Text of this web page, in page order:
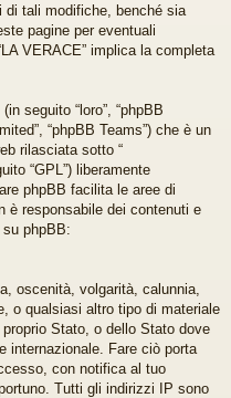
di tali modifiche, benché sia
pagine per eventuali
VERACE” implica la completa
seguito “loro”, “phpBB
“phpBB Teams”) che è un
rilasciata sotto “
“GPL”) liberamente
phpBB facilita le aree di
è responsabile dei contenuti e
phpBB:
oscenità, volgarità, calunnia,
o qualsiasi altro tipo di materiale
Stato, o dello Stato dove
internazionale. Fare ciò porta
con notifica al tuo
Tutti gli indirizzi IP sono